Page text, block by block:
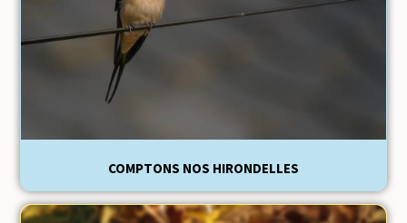
COMPTONS NOS HIRONDELLES